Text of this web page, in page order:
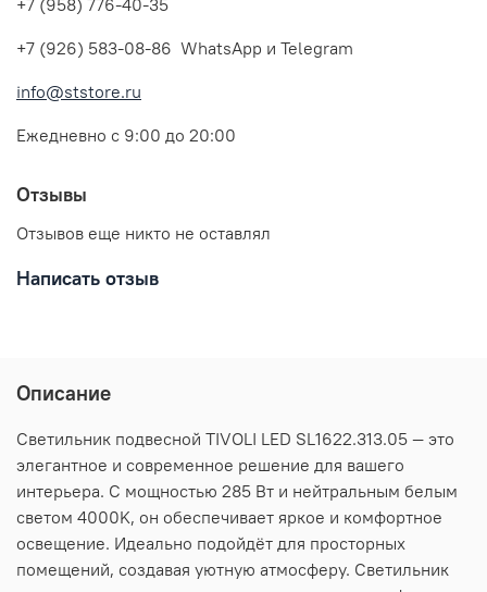
+7 (958) 776-40-35
+7 (926) 583-08-86 WhatsApp и Telegram
info@ststore.ru
Ежедневно с 9:00 до 20:00
Отзывы
Отзывов еще никто не оставлял
Написать отзыв
Описание
Светильник подвесной TIVOLI LED SL1622.313.05 — это
элегантное и современное решение для вашего
интерьера. С мощностью 285 Вт и нейтральным белым
светом 4000K, он обеспечивает яркое и комфортное
освещение. Идеально подойдёт для просторных
помещений, создавая уютную атмосферу. Светильник